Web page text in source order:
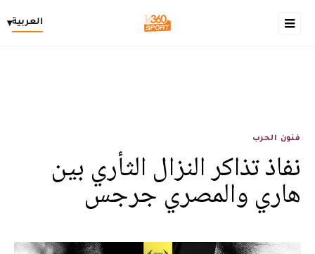
العربية▾
فنون الحرب
نفاذ تذاكر النزال الثأري بين
هاري والمصري جرجس